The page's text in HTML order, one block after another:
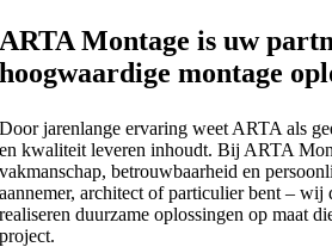
ARTA Montage is uw
hoogwaardigemontage
Door jarenlange ervaring weet ARTA als
en kwaliteit leveren inhoudt. Bij ARTA
vakmanschap, betrouwbaarheid en
aannemer, architect of particulier bent – wij
realiseren duurzame oplossingen op maat
project.